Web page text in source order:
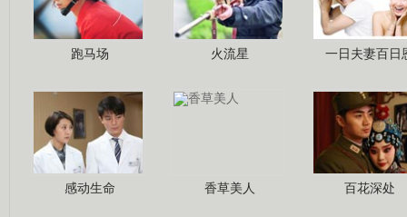
跑马场 火流星 一日夫妻百日
感动生命 香草美人 百花深处